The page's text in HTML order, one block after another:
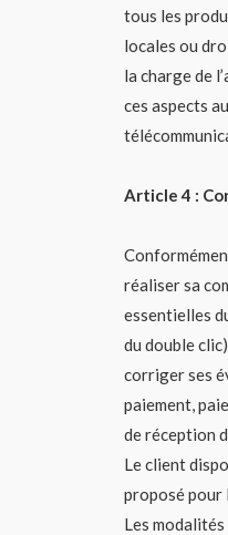
tous les
locales ou
la charge de
ces aspects
Article 4 :
réaliser sa
essentielles
du double
corriger ses
paiement,
de réception
Le client
proposé pour
Les